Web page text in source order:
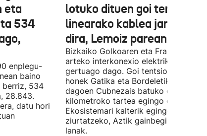
eta
534
enplegu-
baino
berriz, 534
28.843.
datu hori
lotuko dituen goi tentsioko
linearako kablea jartzen
dira, Lemoiz parean
Bizkaiko Golkoaren eta Frantziaren
arteko interkonexio elektrikoa
gertuago dago. Goi tentsioko linea
honek Gatika eta Bordeletik gertu
dagoen Cubnezais batuko ditu eta
kilometroko tartea egingo du ur
Ekosistemari kalterik egingo ez
ziurtatzeko, Aztik gainbegiratuko
lanak.